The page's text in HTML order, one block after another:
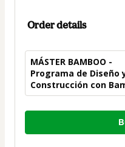
Order details
MÁSTER BAMBOO -
Programa de Diseño
Construcción con
Total
$1,056.00